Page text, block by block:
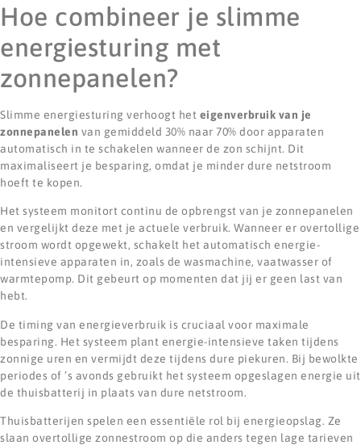
Hoe combineer je slimme
energiesturing met
zonnepanelen?
Slimme energiesturing verhoogt het eigenverbruik van je
zonnepanelen van gemiddeld 30% naar 70% door apparaten
automatisch in te schakelen wanneer de zon schijnt. Dit
maximaliseert je besparing, omdat je minder dure netstroom
hoeft te kopen.
Het systeem monitort continu de opbrengst van je zonnepanelen
en vergelijkt deze met je actuele verbruik. Wanneer er overtollige
stroom wordt opgewekt, schakelt het automatisch energie-
intensieve apparaten in, zoals de wasmachine, vaatwasser of
warmtepomp. Dit gebeurt op momenten dat jij er geen last van
hebt.
De timing van energieverbruik is cruciaal voor maximale
besparing. Het systeem plant energie-intensieve taken tijdens
zonnige uren en vermijdt deze tijdens dure piekuren. Bij bewolkte
periodes of ’s avonds gebruikt het systeem opgeslagen energie uit
de thuisbatterij in plaats van dure netstroom.
Thuisbatterijen spelen een essentiële rol bij energieopslag. Ze
slaan overtollige zonnestroom op die anders tegen lage tarieven